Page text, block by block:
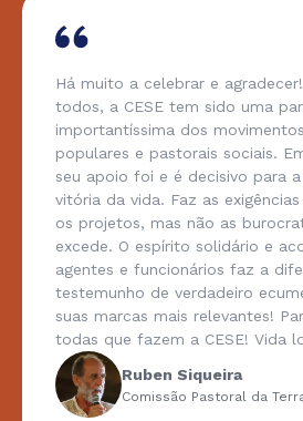
Há muito a celebrar e
todos, a CESE tem sido uma
importantíssima dos
populares e pastorais sociais.
seu apoio foi e é decisivo para
vitória da vida. Faz as
os projetos, mas não as
excede. O espírito solidário e
agentes e funcionários faz a
testemunho de verdadeiro
suas marcas mais relevantes!
todas que fazem a CESE! Vida
Ruben Siqueira
Comissão Pastoral da